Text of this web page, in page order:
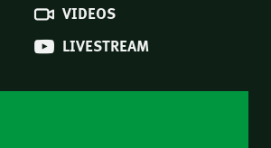
VIDEOS
LIVESTREAM